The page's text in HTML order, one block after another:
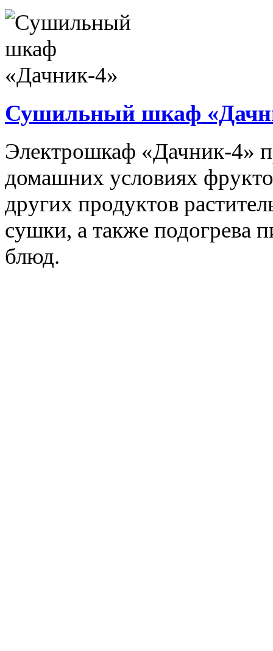
Сушильный шкаф
Электрошкаф «Дачник-4»
домашних условиях
других продуктов
сушки, а также подогрева
блюд.